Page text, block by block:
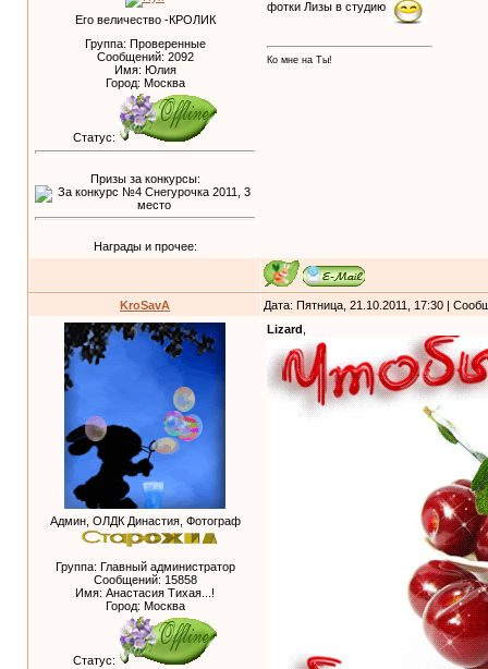
Его величество -КРОЛИК
Группа: Проверенные
Сообщений: 2092
Имя: Юлия
Город: Москва
Статус:
Призы за конкурсы:
Награды и прочее:
фотки Лизы в студию
Ко мне на Ты!
KroSavA Дата: Пятница, 21.10.2011, 17:30 |
Админ, ОЛДК Династия, Фотограф
Группа: Главный администратор
Сообщений: 15858
Имя: Анастасия Тихая...!
Город: Москва
Статус:
Lizard